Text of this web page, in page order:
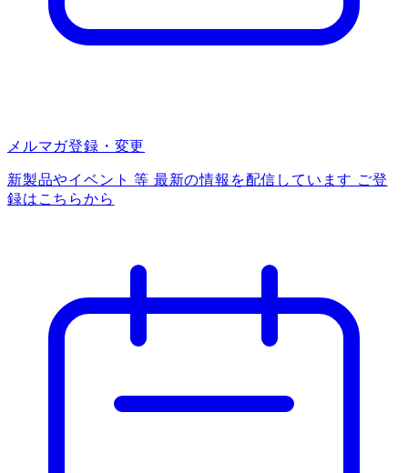
メルマガ登録・変更
新製品やイベント 等 最新の情報を配信しています ご登
録はこちらから